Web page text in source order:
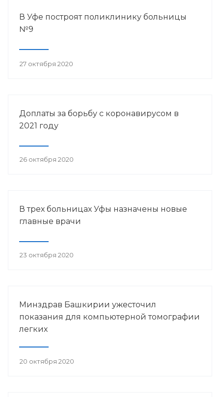
В Уфе построят поликлинику больницы
№9
27 октября 2020
Доплаты за борьбу с коронавирусом в
2021 году
26 октября 2020
В трех больницах Уфы назначены новые
главные врачи
23 октября 2020
Минздрав Башкирии ужесточил
показания для компьютерной томографии
легких
20 октября 2020